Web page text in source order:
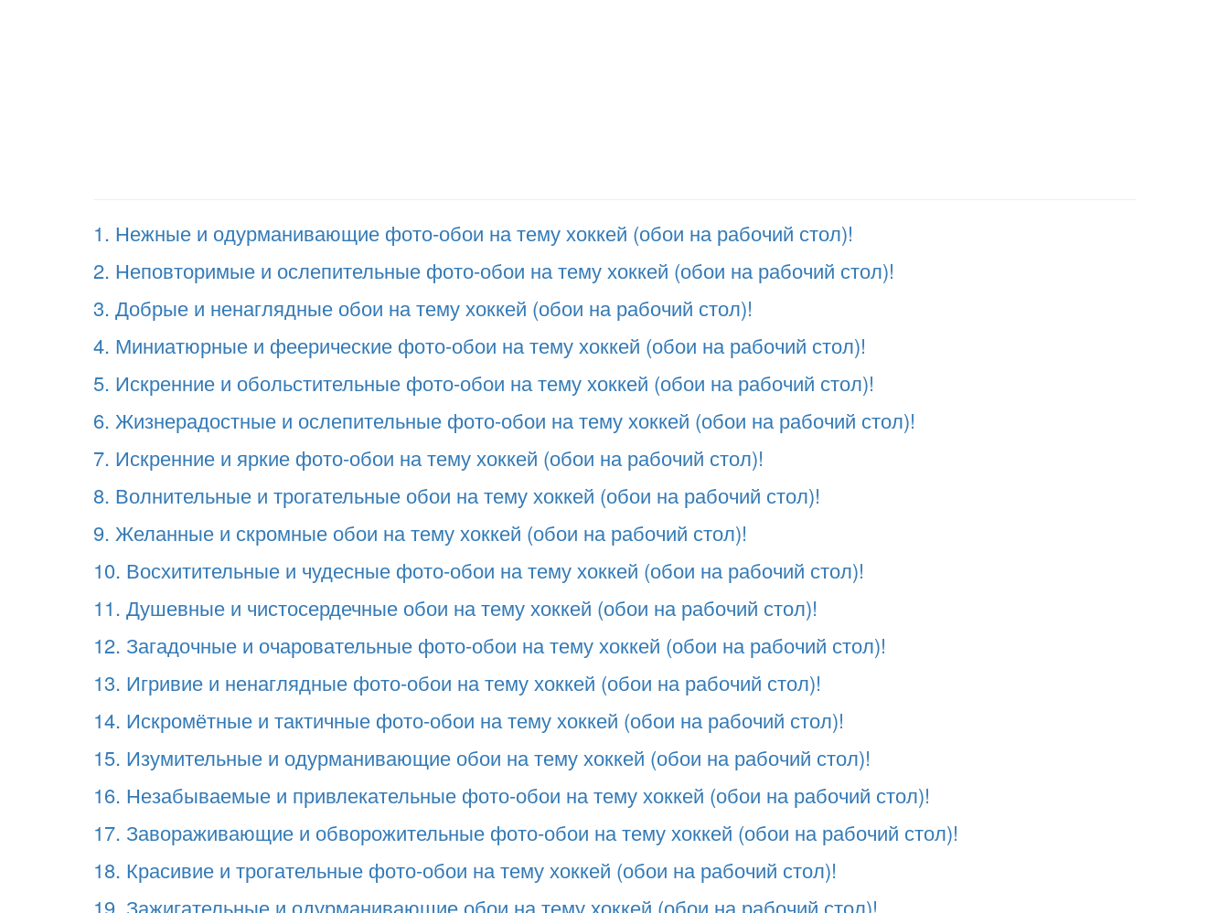
1. Нежные и одурманивающие фото-обои на тему хоккей (обои на рабочий стол)!
2. Неповторимые и ослепительные фото-обои на тему хоккей (обои на рабочий стол)!
3. Добрые и ненаглядные обои на тему хоккей (обои на рабочий стол)!
4. Миниатюрные и феерические фото-обои на тему хоккей (обои на рабочий стол)!
5. Искренние и обольстительные фото-обои на тему хоккей (обои на рабочий стол)!
6. Жизнерадостные и ослепительные фото-обои на тему хоккей (обои на рабочий стол)!
7. Искренние и яркие фото-обои на тему хоккей (обои на рабочий стол)!
8. Волнительные и трогательные обои на тему хоккей (обои на рабочий стол)!
9. Желанные и скромные обои на тему хоккей (обои на рабочий стол)!
10. Восхитительные и чудесные фото-обои на тему хоккей (обои на рабочий стол)!
11. Душевные и чистосердечные обои на тему хоккей (обои на рабочий стол)!
12. Загадочные и очаровательные фото-обои на тему хоккей (обои на рабочий стол)!
13. Игривие и ненаглядные фото-обои на тему хоккей (обои на рабочий стол)!
14. Искромётные и тактичные фото-обои на тему хоккей (обои на рабочий стол)!
15. Изумительные и одурманивающие обои на тему хоккей (обои на рабочий стол)!
16. Незабываемые и привлекательные фото-обои на тему хоккей (обои на рабочий стол)!
17. Завораживающие и обворожительные фото-обои на тему хоккей (обои на рабочий стол)!
18. Красивие и трогательные фото-обои на тему хоккей (обои на рабочий стол)!
19. Зажигательные и одурманивающие обои на тему хоккей (обои на рабочий стол)!